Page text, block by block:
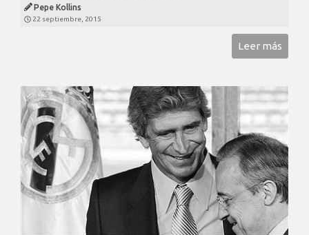
Pepe Kollins
22 septiembre, 2015
Leer más